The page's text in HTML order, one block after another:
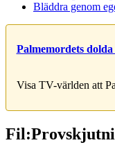
Bläddra genom
Palmemordets
Visa TV-världen att